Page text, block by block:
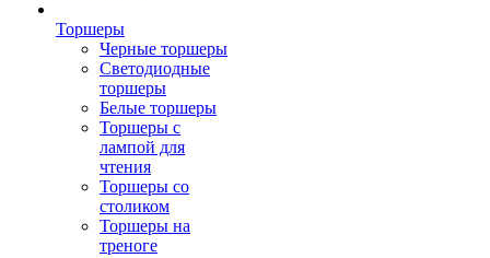
Торшеры
Черные торшеры
Светодиодные
торшеры
Белые торшеры
Торшеры с
лампой для
чтения
Торшеры со
столиком
Торшеры на
треноге